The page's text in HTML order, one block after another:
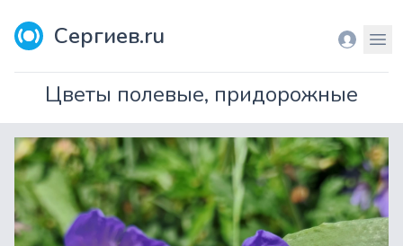
Сергиев.ru Вход
Цветы полевые, придорожные